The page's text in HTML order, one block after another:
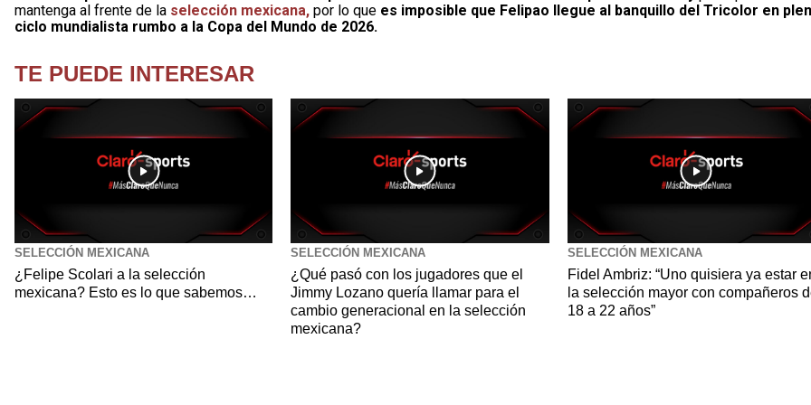
mantenga al frente de la selección mexicana, por lo que es imposible que Felipao llegue al banquillo del Tricolor en
ciclo mundialista rumbo a la Copa del Mundo de 2026.
TE PUEDE INTERESAR
SELECCIÓN MEXICANA
¿Felipe Scolari a la selección
mexicana? Esto es lo que sabemos…
SELECCIÓN MEXICANA
¿Qué pasó con los jugadores que el
Jimmy Lozano quería llamar para el
cambio generacional en la selección
mexicana?
SELECCIÓN MEXICANA
Fidel Ambriz: “Uno quisiera ya estar
la selección mayor con compañeros
18 a 22 años”